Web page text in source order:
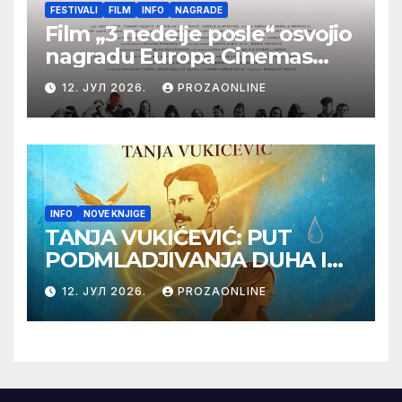
FESTIVALI FILM INFO NAGRADE
Film „3 nedelje posle“ osvojio
nagradu Europa Cinemas
Label na Filmskom festivalu
u Karlovim Varima
12. ЈУЛ 2026. PROZAONLINE
INFO NOVE KNJIGE
TANJA VUKIĆEVIĆ: PUT
PODMLADJIVANJA DUHA I
TELA SA TESLOM
12. ЈУЛ 2026. PROZAONLINE